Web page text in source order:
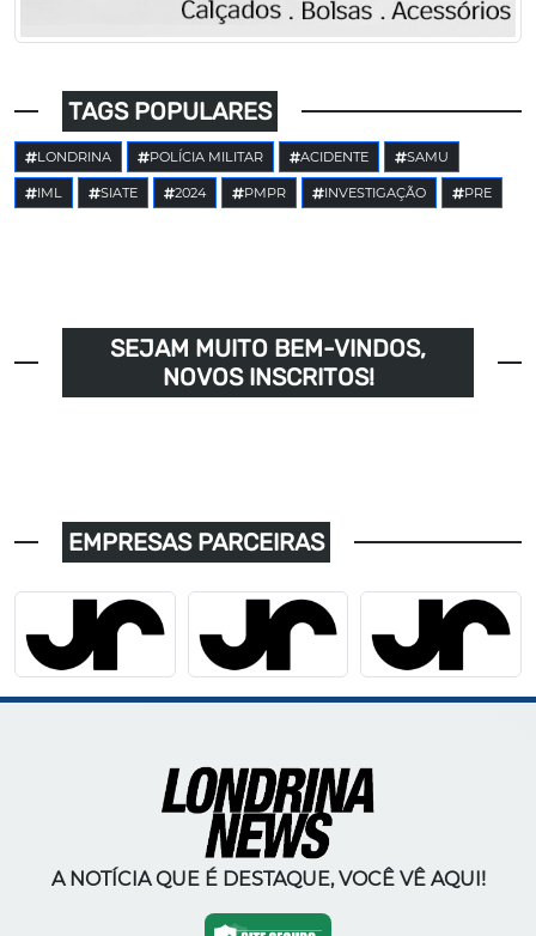
TAGS POPULARES
LONDRINA POLÍCIA MILITAR ACIDENTE SAMU
IML SIATE 2024 PMPR INVESTIGAÇÃO PRE
SEJAM MUITO BEM-VINDOS,
NOVOS INSCRITOS!
EMPRESAS PARCEIRAS
A NOTÍCIA QUE É DESTAQUE, VOCÊ VÊ AQUI!